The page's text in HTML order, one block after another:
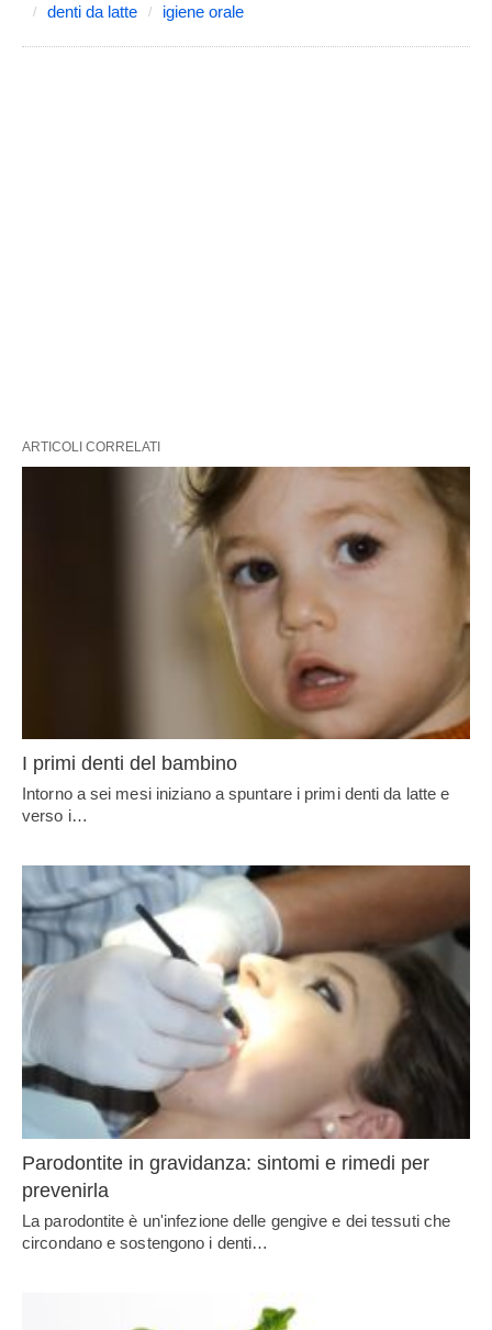
denti da latte
igiene orale
ARTICOLI CORRELATI
I primi denti del bambino
Intorno a sei mesi iniziano a spuntare i primi denti da latte e
verso i…
Parodontite in gravidanza: sintomi e rimedi per
prevenirla
La parodontite è un'infezione delle gengive e dei tessuti che
circondano e sostengono i denti…